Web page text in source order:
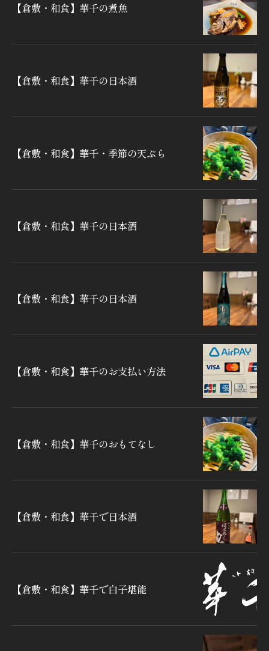
【倉敷・和食】華千の煮魚
【倉敷・和食】華千の日本酒
【倉敷・和食】華千・季節の天ぷら
【倉敷・和食】華千の日本酒
【倉敷・和食】華千の日本酒
【倉敷・和食】華千のお支払い方法
【倉敷・和食】華千のおもてなし
【倉敷・和食】華千で日本酒
【倉敷・和食】華千で白子堪能